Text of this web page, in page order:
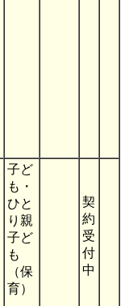
子ど
も・
ひと
り親
子ど
も
（保
育）
契
約
受
付
中